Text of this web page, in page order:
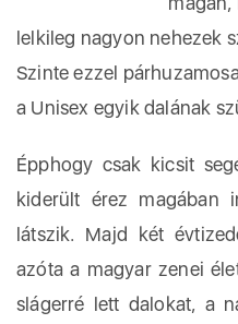
lelkileg nagyon nehezek
Szinte ezzel
a Unisex egyik dalának
Épphogy csak kicsit
kiderült érez magában
látszik. Majd két
azóta a magyar zenei
slágerré lett dalokat, a